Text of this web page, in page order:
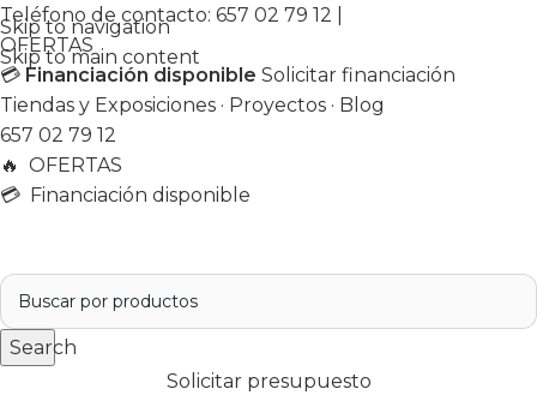
Skip to navigation
Skip to main content
Teléfono de contacto: 657 02 79 12
OFERTAS
💳 Financiación disponible Solicitar financiación
Tiendas y Exposiciones · Proyectos · Blog
657 02 79 12
🔥 OFERTAS
💳 Financiación disponible
Search
Solicitar presupuesto